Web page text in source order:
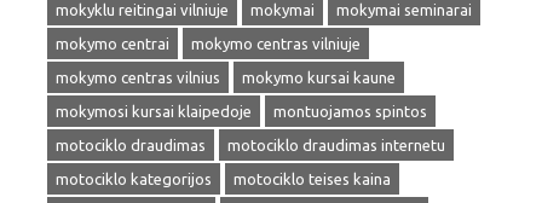
mokyklu reitingai vilniuje
mokymai
mokymai seminarai
mokymo centrai
mokymo centras vilniuje
mokymo centras vilnius
mokymo kursai kaune
mokymosi kursai klaipedoje
montuojamos spintos
motociklo draudimas
motociklo draudimas internetu
motociklo kategorijos
motociklo teises kaina